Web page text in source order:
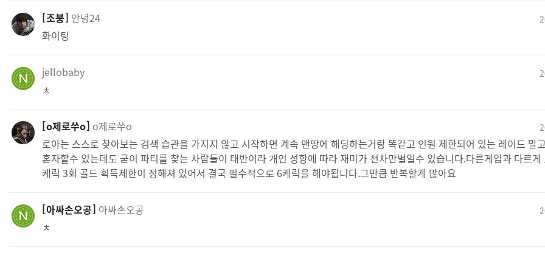
조붕 안녕24
화이팅
jellobaby
ㅊ
o제로쑤o o제로쑤o
로아는 스스로 찾아보는 검색 습관을 가지지 않고 시작하면 계속 맨땅에 해딩하는거랑 똑같고 인원 제한되어 있는 레이드 말
혼자할수 있는데도 굳이 파티를 찾는 사람들이 태반이라 개인 성향에 따라 재미가 천차만별일수 있습니다.다른게임과 다르게
케릭 3회 골드 획득제한이 정해져 있어서 결국 필수적으로 6케릭을 해야됩니다.그만큼 반복할게 많아요
아싸손오공 아싸손오공
ㅊ